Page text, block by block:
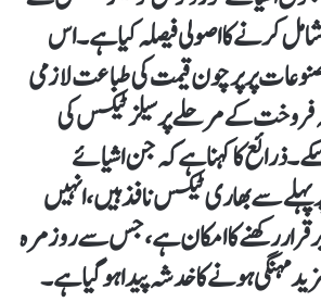
کرنے کا اصولی فیصلہ کیا ہے۔ اس
پر پرچون قیمت کی طباعت لازمی
فروخت کے مرحلے پر سیلز ٹیکس کی
سکے۔ذرائع کا کہنا ہے کہ جن اشیائے
سے بھاری ٹیکس نافذ ہیں، انہیں
رکھنے کا امکان ہے، جس سے روزمرہ
مہنگی ہونے کا خدشہ پیدا ہوگیا ہے۔